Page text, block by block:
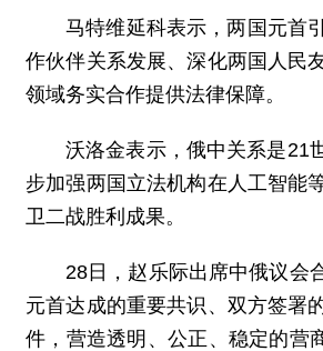
马特维延科表示，两国元首
作伙伴关系发展、深化两国人民
领域务实合作提供法律保障。
沃洛金表示，俄中关系是21
步加强两国立法机构在人工智能
卫二战胜利成果。
28日，赵乐际出席中俄议会
元首达成的重要共识、双方签署
件，营造透明、公正、稳定的营